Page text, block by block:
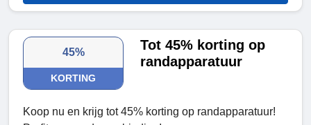
45%
KORTING
Tot 45% korting op
randapparatuur
Koop nu en krijg tot 45% korting op randapparatuur!